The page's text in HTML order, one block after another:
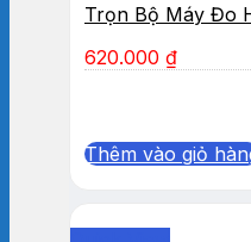
Trọn Bộ Máy Đo
620.000 ₫
Thêm vào giỏ